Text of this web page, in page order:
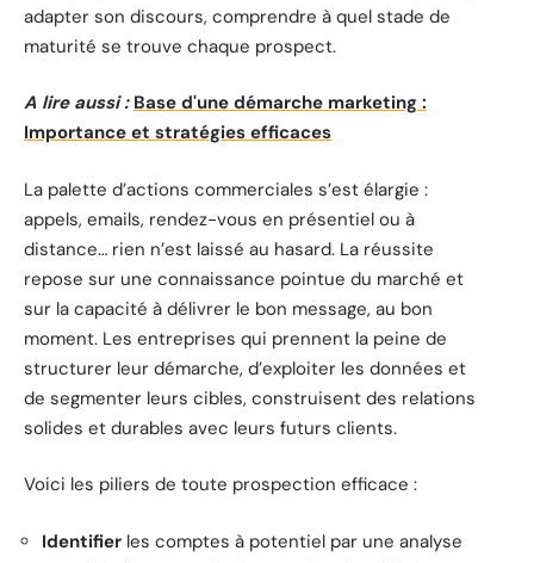
adapter son discours, comprendre à quel stade de
maturité se trouve chaque prospect.
A lire aussi : Base d'une démarche marketing :
Importance et stratégies efficaces
La palette d’actions commerciales s’est élargie :
appels, emails, rendez-vous en présentiel ou à
distance… rien n’est laissé au hasard. La réussite
repose sur une connaissance pointue du marché et
sur la capacité à délivrer le bon message, au bon
moment. Les entreprises qui prennent la peine de
structurer leur démarche, d’exploiter les données et
de segmenter leurs cibles, construisent des relations
solides et durables avec leurs futurs clients.
Voici les piliers de toute prospection efficace :
Identifier les comptes à potentiel par une analyse